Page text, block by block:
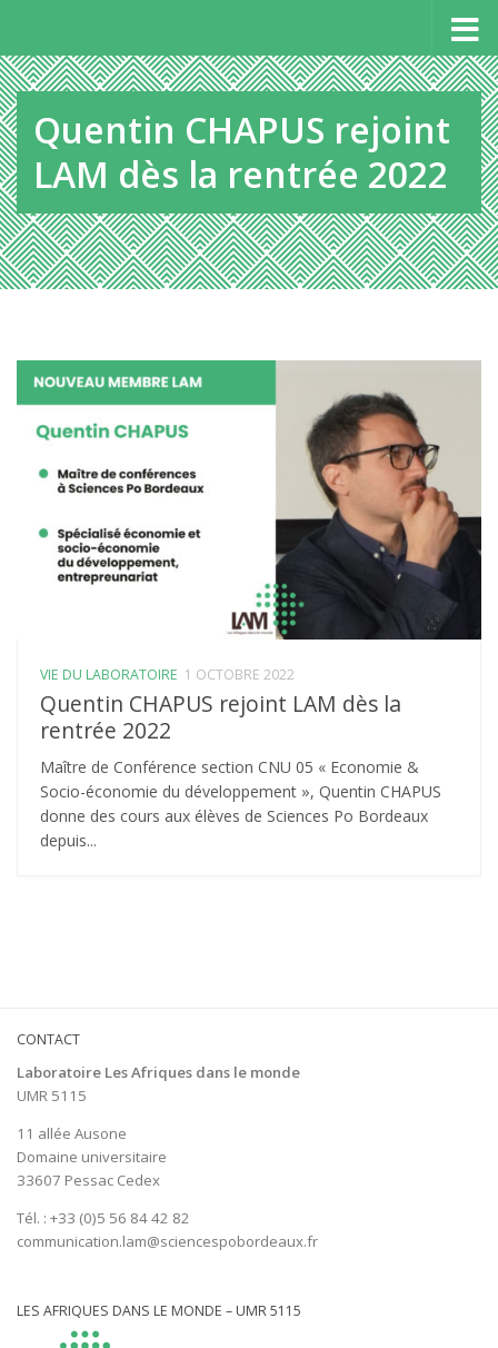
Quentin CHAPUS rejoint
LAM dès la rentrée 2022
VIE DU LABORATOIRE 1 OCTOBRE 2022
Quentin CHAPUS rejoint LAM dès la
rentrée 2022
Maître de Conférence section CNU 05 « Economie &
Socio-économie du développement », Quentin CHAPUS
donne des cours aux élèves de Sciences Po Bordeaux
depuis...
CONTACT
Laboratoire Les Afriques dans le monde
UMR 5115
11 allée Ausone
Domaine universitaire
33607 Pessac Cedex
Tél. : +33 (0)5 56 84 42 82
communication.lam@sciencespobordeaux.fr
LES AFRIQUES DANS LE MONDE – UMR 5115